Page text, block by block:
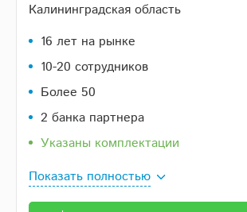
Калининградская область
16 лет на рынке
10-20 сотрудников
Более 50
2 банка партнера
Указаны комплектации
Показать полностью